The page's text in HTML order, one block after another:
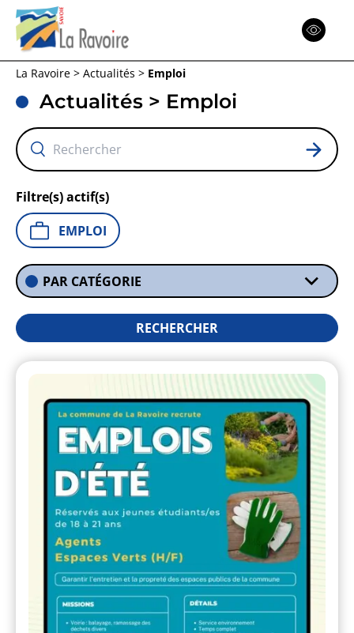
Menu
Retour
COMMUNE
Menu
Retour
ACTION SOCIALE
Menu
Retour
La Ravoire > Actualités > Emploi
Actualités > Emploi
Filtre(s) actif(s)
EMPLOI
PAR CATÉGORIE
RECHERCHER